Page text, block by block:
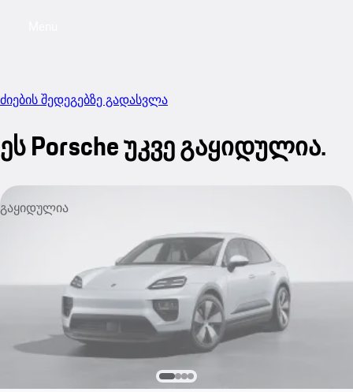
ძიების შედეგებზე გადასვლა
ეს Porsche უკვე გაყიდულია.
გაყიდულია